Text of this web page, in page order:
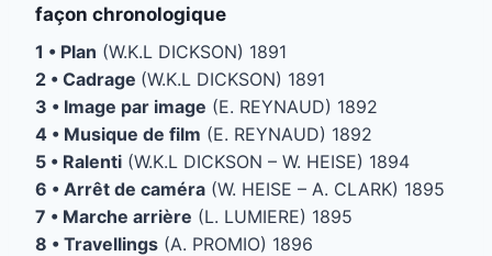
façon chronologique
1 • Plan (W.K.L DICKSON) 1891
2 • Cadrage (W.K.L DICKSON) 1891
3 • Image par image (E. REYNAUD) 1892
4 • Musique de film (E. REYNAUD) 1892
5 • Ralenti (W.K.L DICKSON – W. HEISE) 1894
6 • Arrêt de caméra (W. HEISE – A. CLARK) 1895
7 • Marche arrière (L. LUMIERE) 1895
8 • Travellings (A. PROMIO) 1896